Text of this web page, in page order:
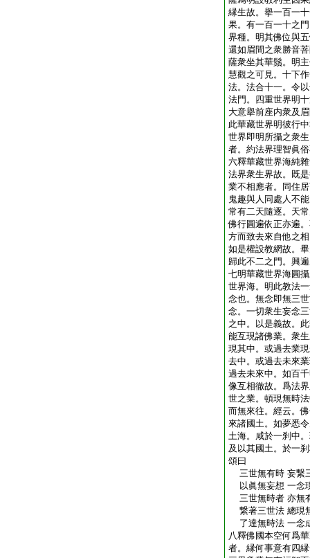
縁生故。擧一百一
果。有一百一十之
界種。明其佛位與
還如眉間之衆勝音
薩衆坐其華鬚。明
慧觀之可見。十下
法。法合十一。令
法門。四重世界明
大意擧前座内衆及
此華藏世界明彼行
世界即明所攝之衆
者。約法界理智眞
六釋華藏世界海純
法界衆生界故。既
業不相應者。同住
鬼趣與人同處人不
常有二天隨逐。天
佛行圓遍依正亦遍
方而致去來自他之
如是權設教網故。
歸此不二之門。興
七明華藏世界海圓
世界海。明此教法
念也。無念即無三
念。一切衆生妄念
之中。以是義故。
能互現諸佛業。衆
現其中。或過去業
去中。或過去未來
過去未來中。如百
像互相徹故。爲法
世之業。頓現無時
而無來往。經云。
來諸國土。如夢悉
土海。咸於一刹中
及以其國土。於一
頌曰
三世無有時 妄繋
以眞無妄想 一念
三世無時者 亦無
繋著三世法 總現
了達無時法 一念
八釋佛國本空何爲
者。縁何事意有四